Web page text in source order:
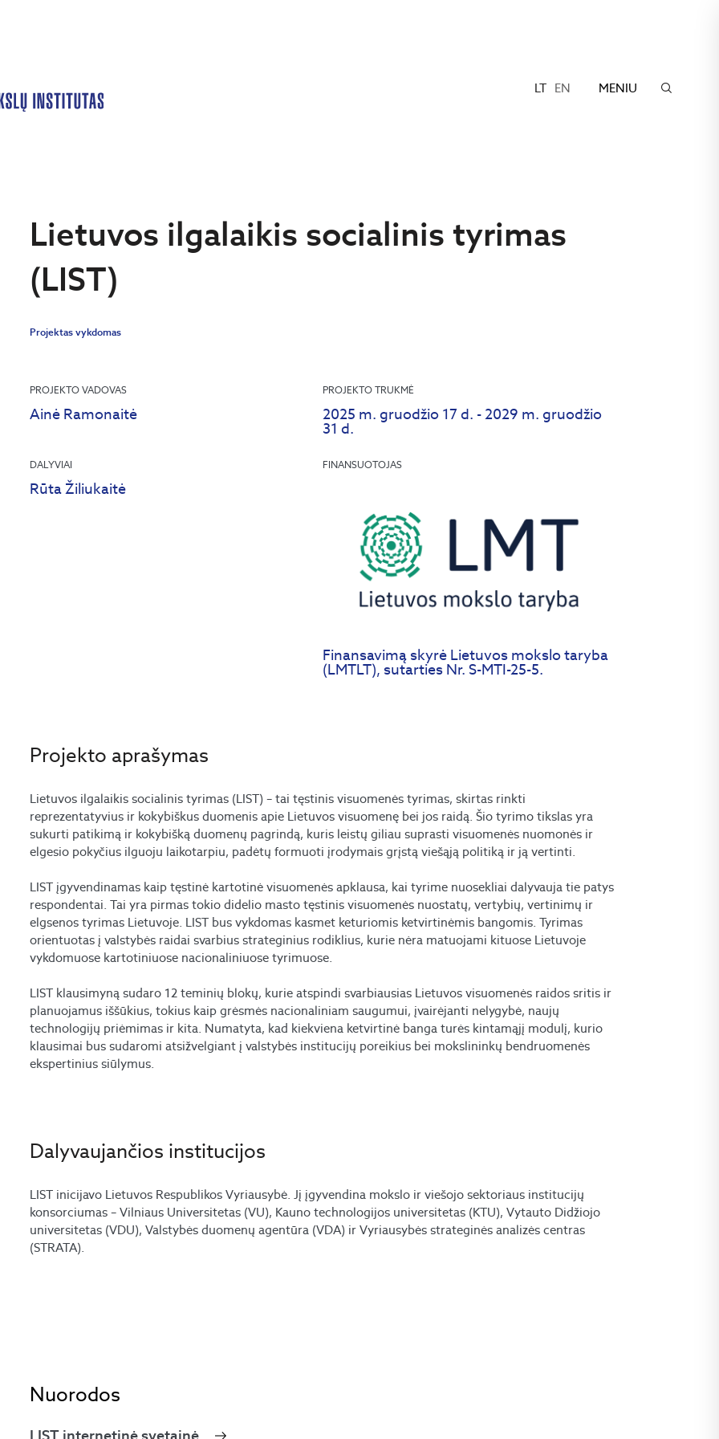
LT EN MENIU
Lietuvos ilgalaikis socialinis tyrimas
(LIST)
Projektas vykdomas
PROJEKTO VADOVAS
Ainė Ramonaitė
PROJEKTO TRUKMĖ
2025 m. gruodžio 17 d. - 2029 m. gruodžio
31 d.
DALYVIAI
Rūta Žiliukaitė
FINANSUOTOJAS
Finansavimą skyrė Lietuvos mokslo taryba
(LMTLT), sutarties Nr. S-MTI-25-5.
Projekto aprašymas
Lietuvos ilgalaikis socialinis tyrimas (LIST) – tai tęstinis visuomenės tyrimas, skirtas rinkti
reprezentatyvius ir kokybiškus duomenis apie Lietuvos visuomenę bei jos raidą. Šio tyrimo tikslas yra
sukurti patikimą ir kokybišką duomenų pagrindą, kuris leistų giliau suprasti visuomenės nuomonės ir
elgesio pokyčius ilguoju laikotarpiu, padėtų formuoti įrodymais grįstą viešąją politiką ir ją vertinti.
LIST įgyvendinamas kaip tęstinė kartotinė visuomenės apklausa, kai tyrime nuosekliai dalyvauja tie patys
respondentai. Tai yra pirmas tokio didelio masto tęstinis visuomenės nuostatų, vertybių, vertinimų ir
elgsenos tyrimas Lietuvoje. LIST bus vykdomas kasmet keturiomis ketvirtinėmis bangomis. Tyrimas
orientuotas į valstybės raidai svarbius strateginius rodiklius, kurie nėra matuojami kituose Lietuvoje
vykdomuose kartotiniuose nacionaliniuose tyrimuose.
LIST klausimyną sudaro 12 teminių blokų, kurie atspindi svarbiausias Lietuvos visuomenės raidos sritis ir
planuojamus iššūkius, tokius kaip grėsmės nacionaliniam saugumui, įvairėjanti nelygybė, naujų
technologijų priėmimas ir kita. Numatyta, kad kiekviena ketvirtinė banga turės kintamąjį modulį, kurio
klausimai bus sudaromi atsižvelgiant į valstybės institucijų poreikius bei mokslininkų bendruomenės
ekspertinius siūlymus.
Dalyvaujančios institucijos
LIST inicijavo Lietuvos Respublikos Vyriausybė. Jį įgyvendina mokslo ir viešojo sektoriaus institucijų
konsorciumas – Vilniaus Universitetas (VU), Kauno technologijos universitetas (KTU), Vytauto Didžiojo
universitetas (VDU), Valstybės duomenų agentūra (VDA) ir Vyriausybės strateginės analizės centras
(STRATA).
Nuorodos
LIST internetinė svetainė